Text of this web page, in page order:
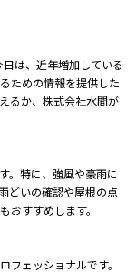
は、近年増加している
ための情報を提供した
るか、株式会社水間が
。特に、強風や豪雨に
どいの確認や屋根の点
おすすめします。
フェッショナルです。